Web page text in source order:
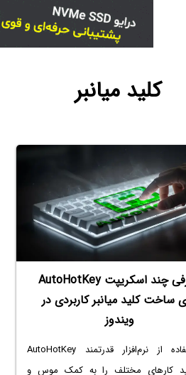
کلید میانبر
معرفی چند اسکریپت AutoHotKey‌
ساخت کلید میانبر کاربردی در
ویندوز
با استفاده از نرم‌افزار قدرتمند AutoHotKey‌
کارهای مختلف را به کمک موس و